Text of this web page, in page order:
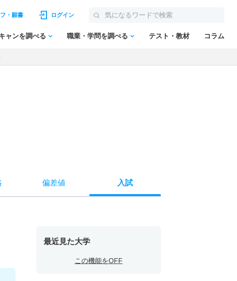
・願書 ログイン
ャンを調べる 職業・学問を調べる テスト・教材 コラム
偏差値 入試
最近見た大学
この機能をOFF